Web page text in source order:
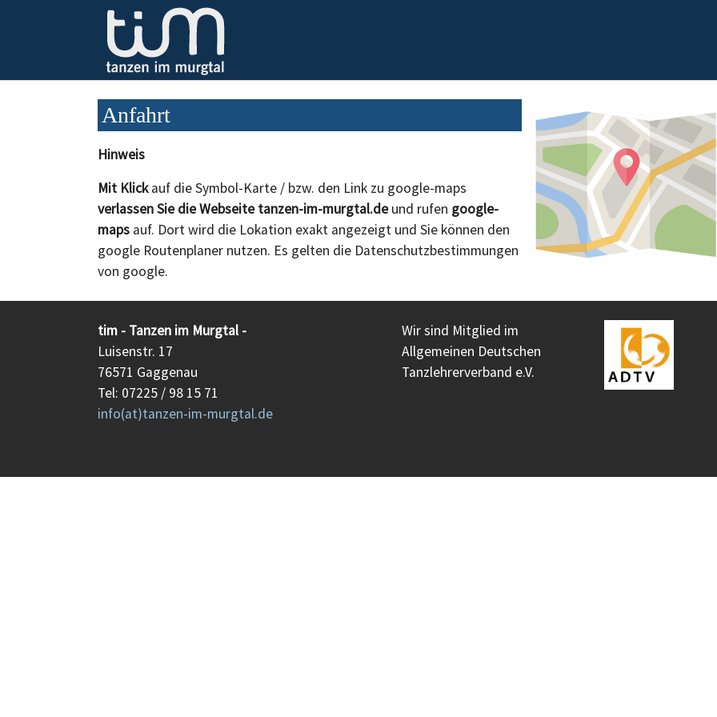
Anfahrt
Hinweis
Mit Klickauf die Symbol-Karte / bzw. den Link zu google-maps
verlassen Sie die Webseite tanzen-im-murgtal.deund rufen google-
maps auf. Dort wird die Lokation exakt angezeigt und Sie können den
google Routenplaner nutzen. Es gelten die Datenschutzbestimmungen
von google.
tim - Tanzen im Murgtal -
Luisenstr. 17
76571 Gaggenau
Tel: 07225 / 98 15 71
info(at)tanzen-im-murgtal.de
Wir sind Mitglied im
Allgemeinen Deutschen
Tanzlehrerverband e.V.